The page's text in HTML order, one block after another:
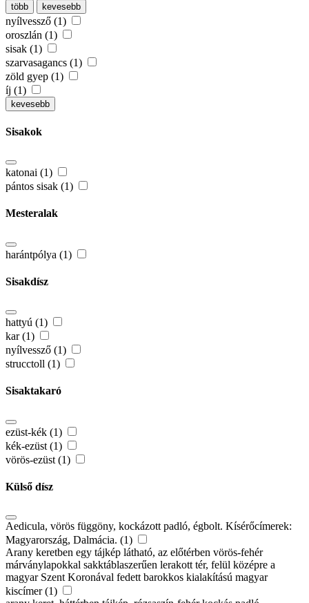
több kevesebb
nyílvessző (1)
oroszlán (1)
sisak (1)
szarvasagancs (1)
zöld gyep (1)
íj (1)
kevesebb
Sisakok
katonai (1)
pántos sisak (1)
Mesteralak
harántpólya (1)
Sisakdísz
hattyú (1)
kar (1)
nyílvessző (1)
strucctoll (1)
Sisaktakaró
ezüst-kék (1)
kék-ezüst (1)
vörös-ezüst (1)
Külső dísz
Aedicula, vörös függöny, kockázott padló, égbolt. Kísérőcímerek:
Magyarország, Dalmácia. (1)
Arany keretben egy tájkép látható, az előtérben vörös-fehér
márványlapokkal sakktáblaszerűen lerakott tér, felül középre a
magyar Szent Koronával fedett barokkos kialakítású magyar
kiscímer (1)